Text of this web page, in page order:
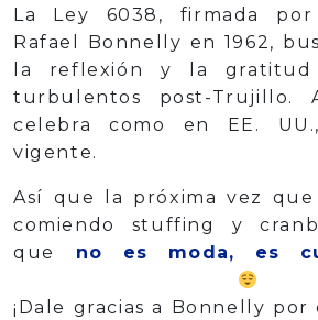
La Ley 6038, firmada
Rafael Bonnelly en 1962,
la reflexión y la gratitud
turbulentos post-Trujillo.
celebra como en EE.
vigente.
Así que la próxima vez que
comiendo stuffing y
que no es moda, es
¡Dale gracias a Bonnelly